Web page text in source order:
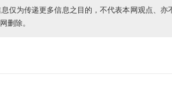
仅为传递更多信息之目的，不代表本网观点、亦
删除。